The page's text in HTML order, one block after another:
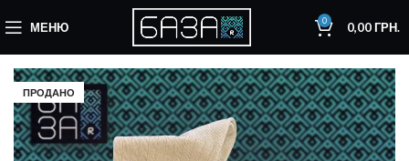
МЕНЮ 0 0,00ГРН.
ПРОДАНО